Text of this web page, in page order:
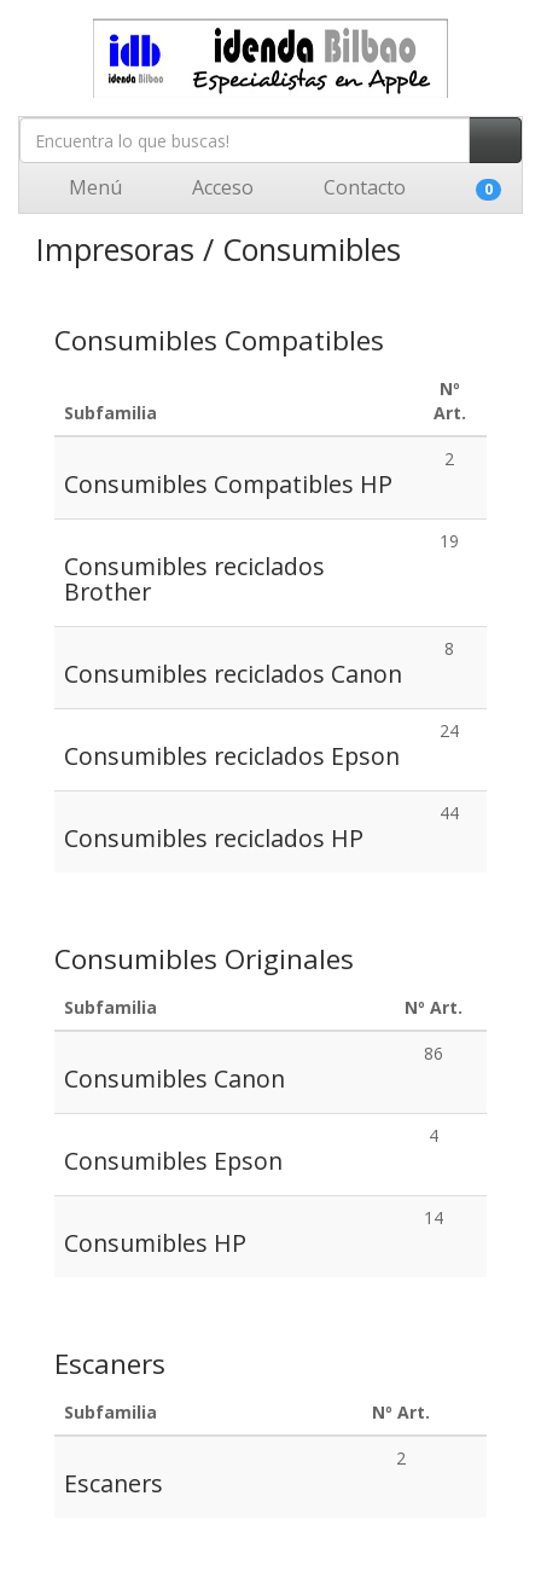
Menú Acceso Contacto 0
Impresoras / Consumibles
Consumibles Compatibles
Subfamilia
Nº
Art.
Consumibles Compatibles HP
2
Consumibles reciclados
Brother
19
Consumibles reciclados Canon
8
Consumibles reciclados Epson
24
Consumibles reciclados HP
44
Consumibles Originales
Subfamilia Nº Art.
Consumibles Canon
86
Consumibles Epson
4
Consumibles HP
14
Escaners
Subfamilia Nº Art.
Escaners
2